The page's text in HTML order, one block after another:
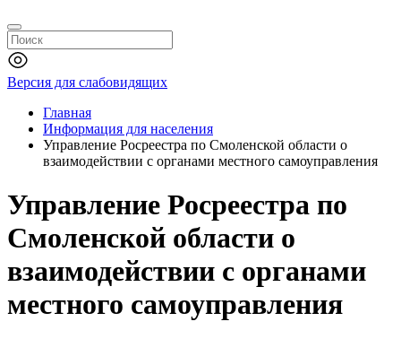
Версия для слабовидящих
Главная
Информация для населения
Управление Росреестра по Смоленской области о
взаимодействии с органами местного самоуправления
Управление Росреестра по
Смоленской области о
взаимодействии с органами
местного самоуправления